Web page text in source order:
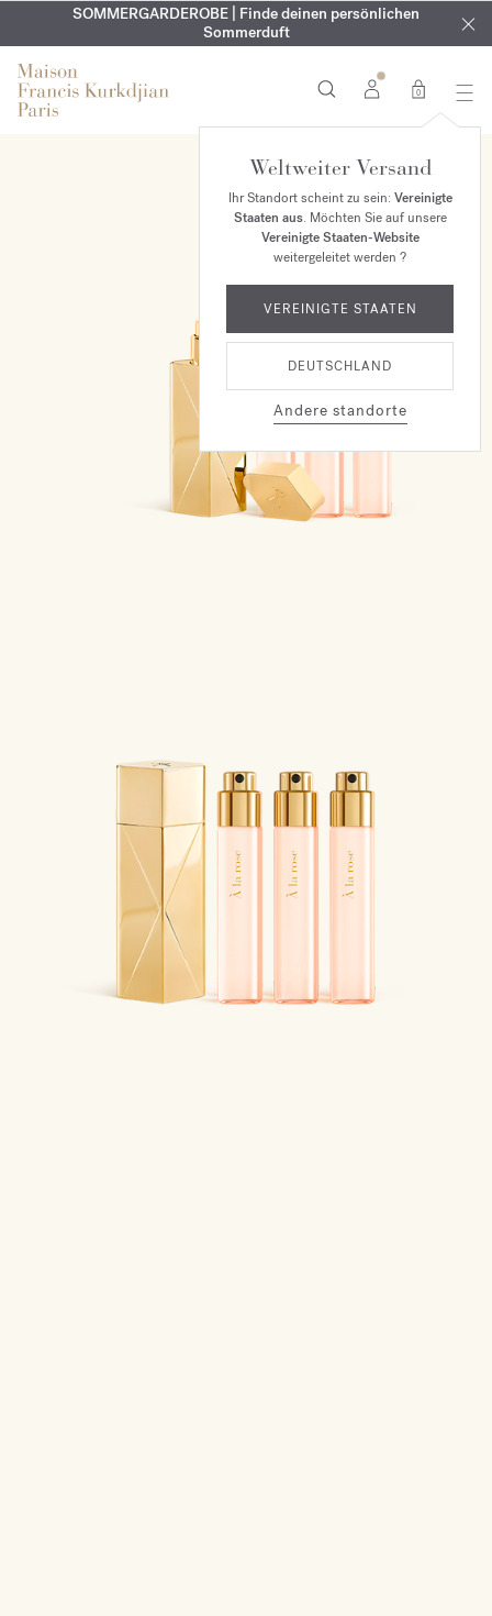
EXKLUSIV | Erhalten Sie OUD velvet moodin Ihrer Bestellung*
KOSTENLOSE GRAVUR | Auf alle Düfte und Körperöle bis zum
9. August
SOMMERGARDEROBE | Finde deinen persönlichen
Sommerduft
0
Weltweiter Versand
Ihr Standort scheint zu sein: Vereinigte
Staaten aus. Möchten Sie auf unsere
Vereinigte Staaten-Website
weitergeleitet werden ?
VEREINIGTE STAATEN
DEUTSCHLAND
Andere standorte
ONLINE EXKLUSIV